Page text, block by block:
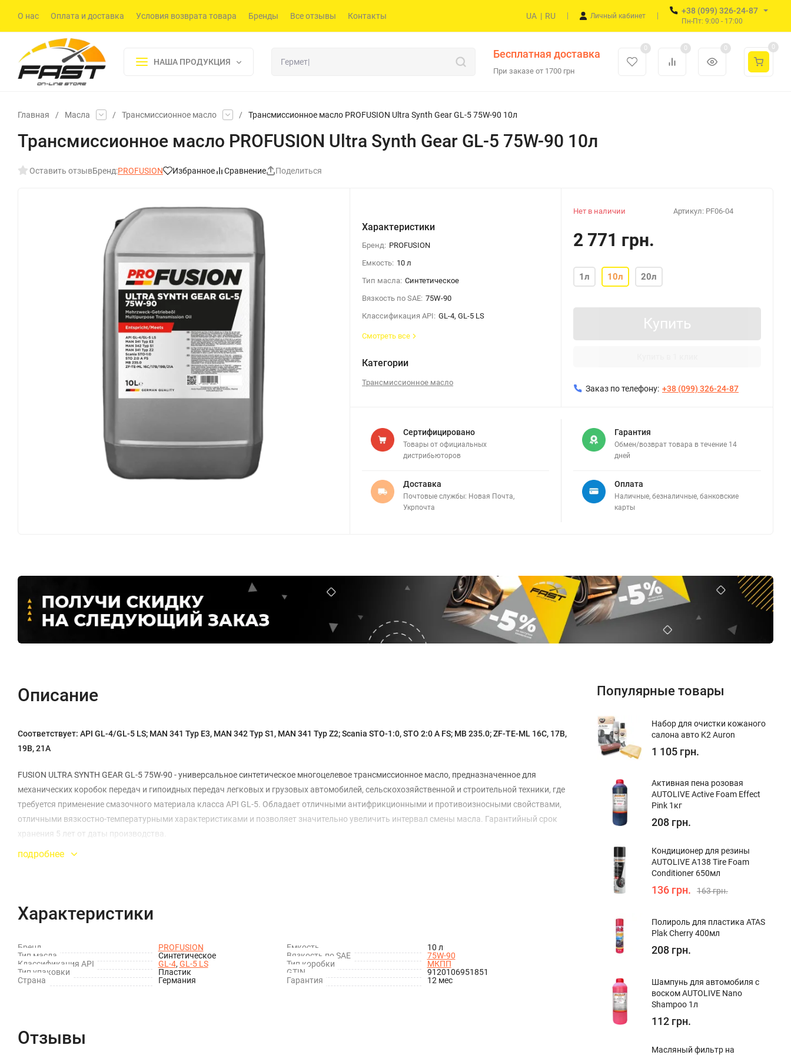
О нас Оплата и доставка Условия возврата товара Бренды Все отзывы Контакты UA | RU Личный кабинет
+38 (099) 326-24-87
Пн-Пт: 9:00 - 17:00
НАША ПРОДУКЦИЯ
Бесплатная доставка
При заказе от 1700 грн
0 0 0 0
Главная / Масла / Трансмиссионное масло / Трансмиссионное масло PROFUSION Ultra Synth Gear GL-5 75W-90 10л
Трансмиссионное масло PROFUSION Ultra Synth Gear GL-5 75W-90 10л
Оставить отзывБренд:PROFUSION Избранное Сравнение Поделиться
Характеристики
Бренд: PROFUSION
Емкость: 10 л
Тип масла: Синтетическое
Вязкость по SAE: 75W-90
Классификация API: GL-4, GL-5 LS
Смотреть все
Категории
Трансмиссионное масло
Артикул: PF06-04
Нет в наличии
2 771 грн.
1л 10л 20л
Купить
Заказ по телефону: +38 (099) 326-24-87
Сертифицировано
Товары от официальных
дистрибьюторов
Доставка
Почтовые службы: Новая Почта,
Укрпочта
Гарантия
Обмен/возврат товара в течение 14
дней
Оплата
Наличные, безналичные, банковские
карты
Описание
Соответствует: API GL-4/GL-5 LS; MAN 341 Typ E3, MAN 342 Typ S1, MAN 341 Typ Z2; Scania STO-1:0, STO 2:0 A FS; MB 235.0;ZF-TE-ML 16C, 17B,
19B, 21A
FUSION ULTRA SYNTH GEAR GL-5 75W-90 - универсальное синтетическое многоцелевое трансмиссионное масло, предназначенное для
механических коробок передач и гипоидных передач легковых и грузовых автомобилей, сельскохозяйственной и строительной техники, где
требуется применение смазочного материала класса API GL-5. Обладает отличными антифрикционными и противоизносными свойствами,
отличными вязкостно-температурными характеристиками и позволяет значительно увеличить интервал смены масла. Гарантийный срок
хранения 5 лет от даты производства.
подробнее
Характеристики
Бренд PROFUSION Емкость
10 л
Тип масла
Синтетическое Вязкость по SAE
75W-90
Классификация API
GL-4, GL-5 LS Тип коробки
МКПП
Тип упаковки
Пластик GTIN
9120106951851
Страна
Германия Гарантия 12 мес
Отзывы
Популярные товары
Набор для очистки кожаного
салона авто K2 Auron
1 105 грн.
Активная пена розовая
AUTOLIVE Active Foam Effect
Pink 1кг
208 грн.
Кондиционер для резины
AUTOLIVE A138 Tire Foam
Conditioner 650мл
136 грн. 163 грн.
Полироль для пластика ATAS
Plak Cherry 400мл
208 грн.
Шампунь для автомобиля с
воском AUTOLIVE Nano
Shampoo 1л
112 грн.
Масляный фильтр на